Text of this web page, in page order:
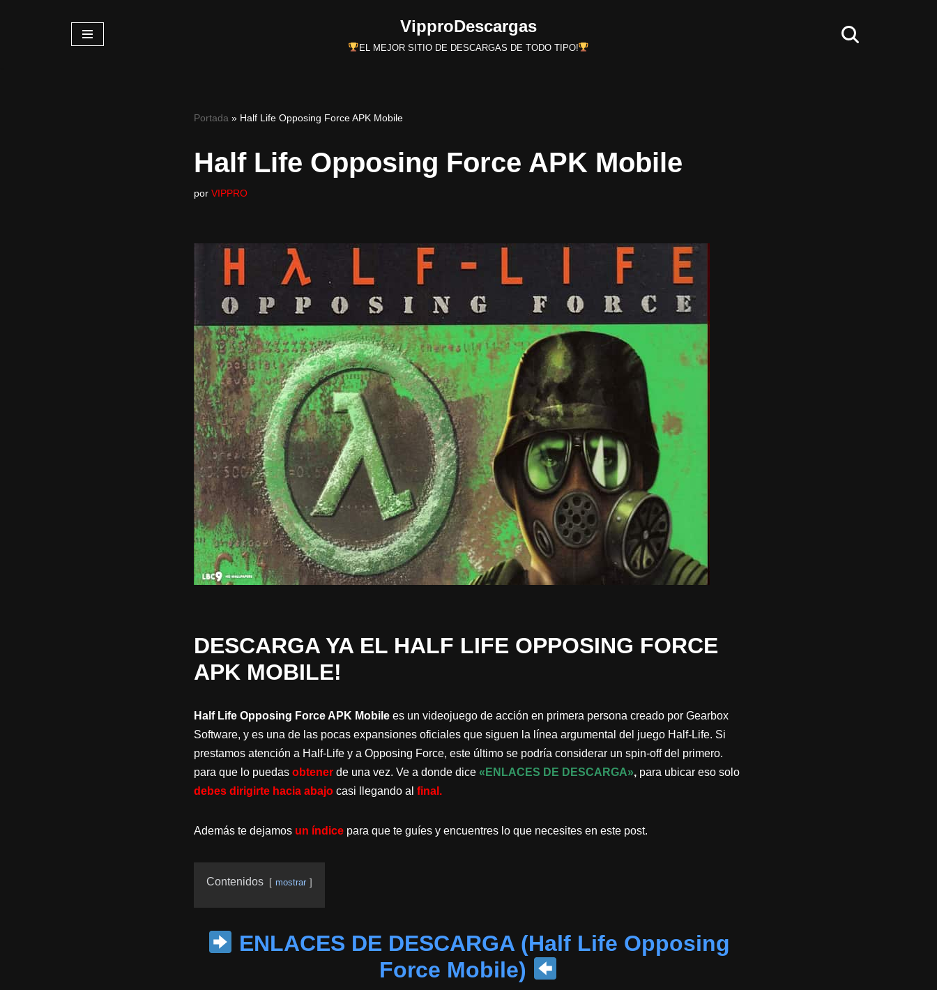
VipproDescargas
EL MEJOR SITIO DE DESCARGAS DE TODO TIPO!
Portada » Half Life Opposing Force APK Mobile
Half Life Opposing Force APK Mobile
por VIPPRO
DESCARGA YA EL HALF LIFE OPPOSING FORCE
APK MOBILE!
Half Life Opposing Force APK Mobilees un videojuego de acción en primera persona creado por Gearbox
Software, y es una de las pocas expansiones oficiales que siguen la línea argumental del juego Half-Life. Si
prestamos atención a Half-Life y a Opposing Force, este último se podría considerar un spin-off del primero.
para que lo puedas obtenerde una vez. Ve a donde dice «ENLACES DE DESCARGA»,para ubicar eso solo
debes dirigirte hacia abajocasi llegando al final.
Además te dejamos un índice para que te guíes y encuentres lo que necesites en este post.
Contenidos mostrar
ENLACES DE DESCARGA (Half Life Opposing
Force Mobile)